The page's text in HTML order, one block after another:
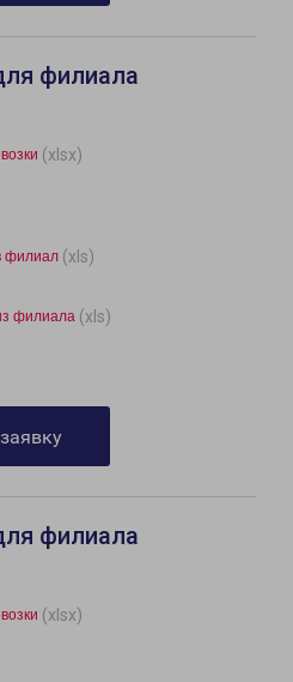
филиала
(xlsx)
филиал (xls)
филиала (xls)
филиала
(xlsx)